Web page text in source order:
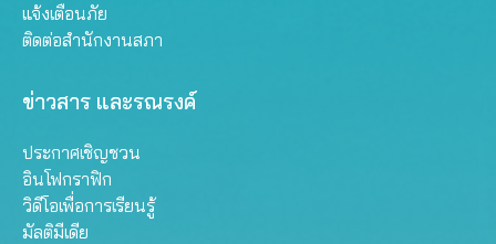
แจ้งเตือนภัย
ติดต่อสำนักงานสภา
ข่าวสาร และรณรงค์
ประกาศเชิญชวน
อินโฟกราฟิก
วิดีโอเพื่อการเรียนรู้
มัลติมีเดีย